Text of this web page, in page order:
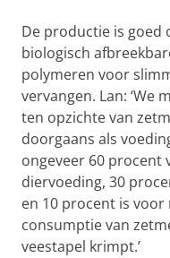
De productie is goed
biologisch
polymeren voor
vervangen. Lan: ‘We
ten opzichte van
doorgaans als
ongeveer 60 procent
diervoeding, 30
en 10 procent is voor
consumptie van
veestapel krimpt.’